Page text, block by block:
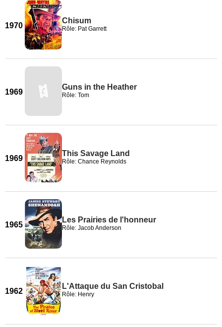
1970
Chisum
Rôle: Pat Garrett
1969
Guns in the Heather
Rôle: Tom
1969
This Savage Land
Rôle: Chance Reynolds
1965
Les Prairies de l'honneur
Rôle: Jacob Anderson
1962
L'Attaque du San Cristobal
Rôle: Henry